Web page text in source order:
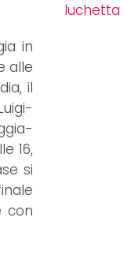
in
alle
il
16,
si
con
luchetta